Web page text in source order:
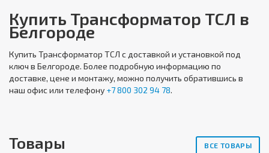
Купить Трансформатор ТСЛ в
Белгороде
Купить Трансформатор ТСЛ с доставкой и установкой под
ключ в Белгороде. Более подробную информацию по
доставке, цене и монтажу, можно получить обратившись в
наш офис или телефону +7 800 302 94 78.
Товары ВСЕ ТОВАРЫ